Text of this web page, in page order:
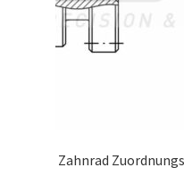
Zahnrad